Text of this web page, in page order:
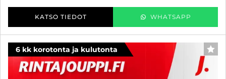
KATSO TIEDOT WHATSAPP
6 kk korotonta ja kulutonta